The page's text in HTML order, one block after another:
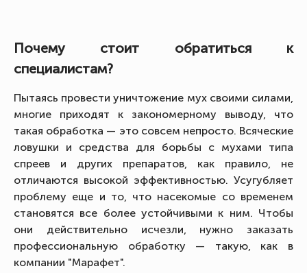
Почему стоит обратиться к
специалистам?
Пытаясь провести уничтожение мух своими силами,
многие приходят к закономерному выводу, что
такая обработка — это совсем непросто. Всяческие
ловушки и средства для борьбы с мухами типа
спреев и других препаратов, как правило, не
отличаются высокой эффективностью. Усугубляет
проблему еще и то, что насекомые со временем
становятся все более устойчивыми к ним. Чтобы
они действительно исчезли, нужно заказать
профессиональную обработку — такую, как в
компании "Марафет".